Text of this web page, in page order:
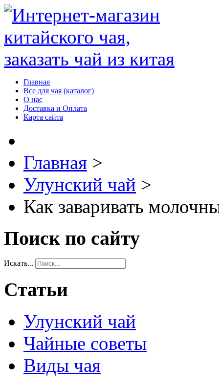
Главная
Все для чая (каталог)
О нас
Доставка и Оплата
Карта сайта
Главная >
Улунский чай >
Как заваривать
Поиск по сайту
Искать...
Статьи
Улунский чай
Чайные советы
Виды чая